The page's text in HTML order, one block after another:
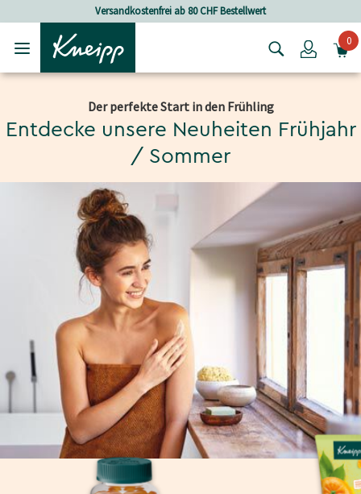
Skip to main content
Skip to footer contentVersandkostenfrei ab 80 CHF Bestellwert
Login0
Der perfekte Start in den Frühling
Entdecke unsere Neuheiten Frühjahr
/ Sommer